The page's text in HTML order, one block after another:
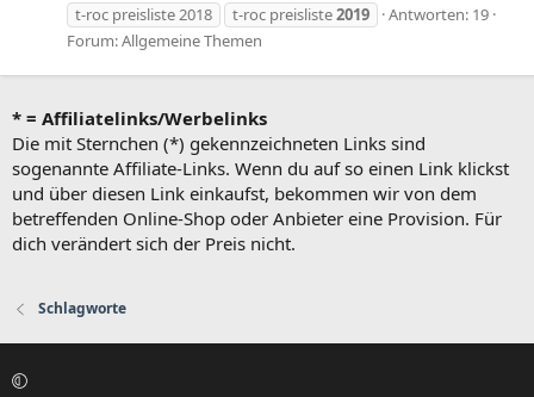
t-roc preisliste 2018
t-roc preisliste2019
Antworten: 19
Forum:Allgemeine Themen
* = Affiliatelinks/Werbelinks
Die mit Sternchen (*) gekennzeichneten Links sind
sogenannte Affiliate-Links. Wenn du auf so einen Link klickst
und über diesen Link einkaufst, bekommen wir von dem
betreffenden Online-Shop oder Anbieter eine Provision. Für
dich verändert sich der Preis nicht.
Schlagworte